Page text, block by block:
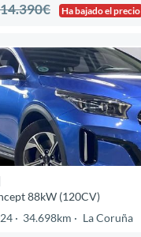
14.390€ Ha bajado el precio
88kW (120CV)
34.698km La Coruña